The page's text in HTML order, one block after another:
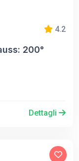
4.2
200°
Dettagli